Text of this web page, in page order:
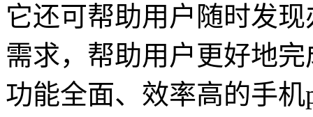
它还可帮助用户随时发现
需求，帮助用户更好地
功能全面、效率高的手